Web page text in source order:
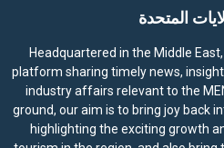
المتحدة
Headquartered in the Middle
platform sharing timely news,
industry affairs relevant to the
ground, our aim is to bring joy back
highlighting the exciting growth